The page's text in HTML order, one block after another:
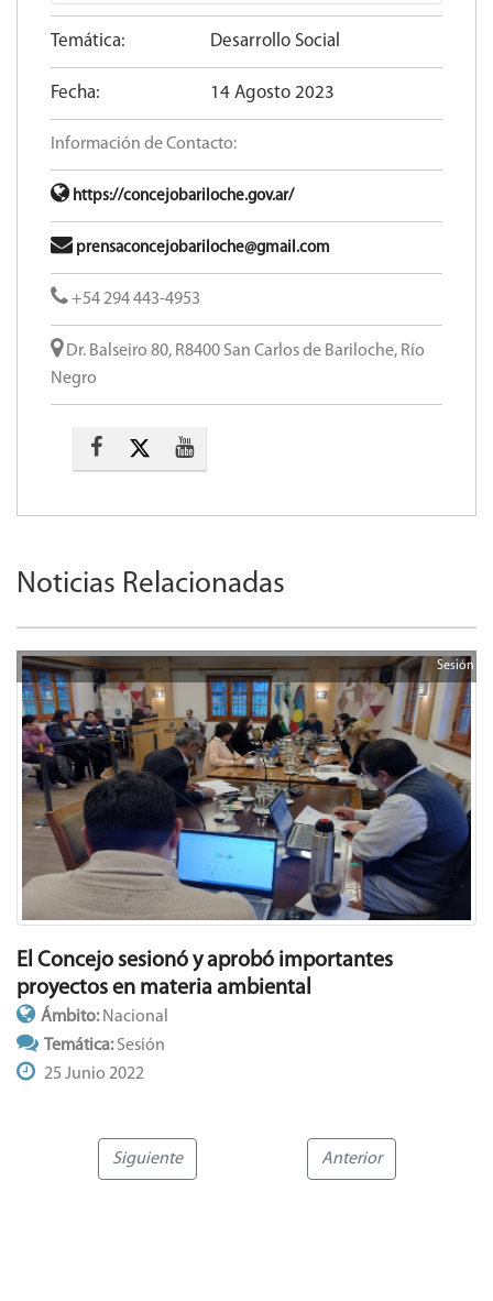
Temática: Desarrollo Social
Fecha: 14 Agosto 2023
Información de Contacto:
https://concejobariloche.gov.ar/
prensaconcejobariloche@gmail.com
+54 294 443-4953
Dr. Balseiro 80, R8400 San Carlos de Bariloche, Río
Negro
Noticias Relacionadas
Sesión
El Concejo sesionó y aprobó importantes
proyectos en materia ambiental
Ámbito: Nacional
Temática:Sesión
25 Junio 2022
Siguiente Anterior